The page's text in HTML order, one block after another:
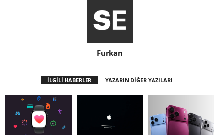
Furkan
İLGİLİ HABERLER YAZARIN DİĞER YAZILARI